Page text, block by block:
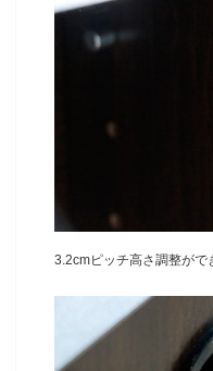
3.2cmピッチ高さ調整がで